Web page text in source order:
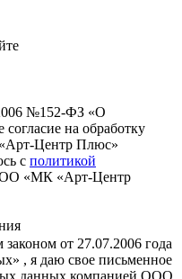
№152-ФЗ «О
на обработку
Центр Плюс»
с политикой
«МК «Арт-Центр
от 27.07.2006 года
, я даю свое письменное
данных компанией ООО